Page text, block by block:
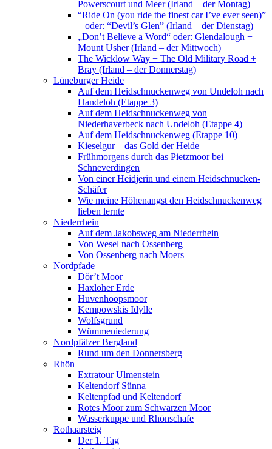
Powerscourt und Meer (Irland – der Montag)
“Ride On (you ride the finest car I’ve ever seen)”
– oder: “Devil’s Glen” (Irland – der Dienstag)
„Don’t Believe a Word“ oder: Glendalough +
Mount Usher (Irland – der Mittwoch)
The Wicklow Way + The Old Military Road +
Bray (Irland – der Donnerstag)
Lüneburger Heide
Auf dem Heidschnuckenweg von Undeloh nach
Handeloh (Etappe 3)
Auf dem Heidschnuckenweg von
Niederhaverbeck nach Undeloh (Etappe 4)
Auf dem Heidschnuckenweg (Etappe 10)
Kieselgur – das Gold der Heide
Frühmorgens durch das Pietzmoor bei
Schneverdingen
Von einer Heidjerin und einem Heidschnucken-
Schäfer
Wie meine Höhenangst den Heidschnuckenweg
lieben lernte
Niederrhein
Auf dem Jakobsweg am Niederrhein
Von Wesel nach Ossenberg
Von Ossenberg nach Moers
Nordpfade
Dör’t Moor
Haxloher Erde
Huvenhoopsmoor
Kempowskis Idylle
Wolfsgrund
Wümmeniederung
Nordpfälzer Bergland
Rund um den Donnersberg
Rhön
Extratour Ulmenstein
Keltendorf Sünna
Keltenpfad und Keltendorf
Rotes Moor zum Schwarzen Moor
Wasserkuppe und Rhönschafe
Rothaarsteig
Der 1. Tag